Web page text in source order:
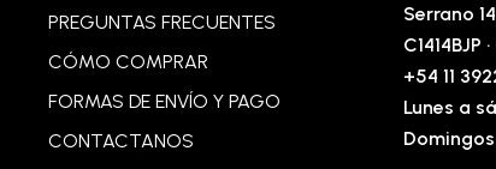
PREGUNTAS FRECUENTES
CÓMO COMPRAR
FORMAS DE ENVÍO Y PAGO
CONTACTANOS
Serrano
C1414BJP
+54 11
Lunes a